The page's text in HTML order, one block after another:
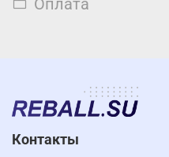
Контакты